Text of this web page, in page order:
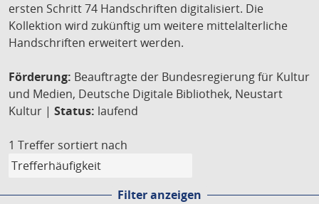
ersten Schritt 74 Handschriften digitalisiert. Die
Kollektion wird zukünftig um weitere mittelalterliche
Handschriften erweitert werden.
Förderung: Beauftragte der Bundesregierung für Kultur
und Medien, Deutsche Digitale Bibliothek, Neustart
Kultur | Status: laufend
1 Treffer sortiert nach
Filter anzeigen